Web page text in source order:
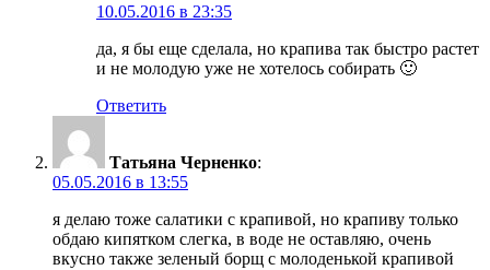
10.05.2016 в 23:35
да, я бы еще сделала, но крапива так быстро растет
и не молодую уже не хотелось собирать 🙂
Ответить
Татьяна Черненко:
05.05.2016 в 13:55
я делаю тоже салатики с крапивой, но крапиву только
обдаю кипятком слегка, в воде не оставляю, очень
вкусно также зеленый борщ с молоденькой крапивой